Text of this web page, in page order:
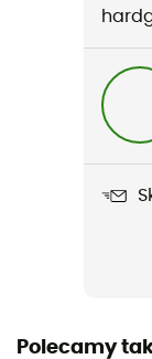
Mężczyźni /
Nazwa produktu
Wysokość
Polecamy